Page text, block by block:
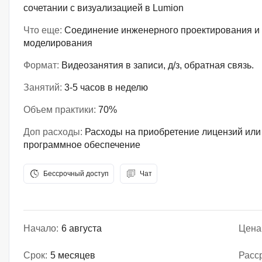
сочетании с визуализацией в Lumion
Что еще: Соединение инженерного проектирования и
моделирования
Формат: Видеозанятия в записи, д/з, обратная связь.
Занятий: 3-5 часов в неделю
Объем практики: 70%
Доп расходы: Расходы на приобретение лицензий
программное обеспечение
Бессрочный доступ Чат
Начало: 6 августа
Срок: 5 месяцев